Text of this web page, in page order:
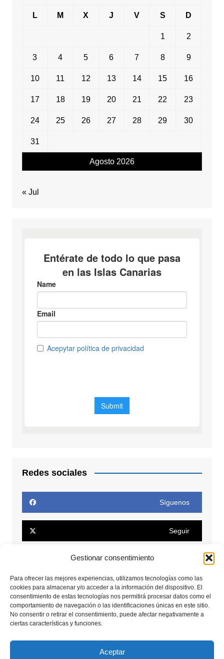
Gestionar consentimiento
Para ofrecer las mejores experiencias, utilizamos tecnologías como las
cookies para almacenar y/o acceder a la información del dispositivo. El
consentimiento de estas tecnologías nos permitirá procesar datos como el
comportamiento de navegación o las identificaciones únicas en este sitio.
No consentir o retirar el consentimiento, puede afectar negativamente a
ciertas características y funciones.
Aceptar
Agosto 2026
L M X J V S D
1 2
3 4 5 6 7 8 9
10 11 12 13 14 15 16
17 18 19 20 21 22 23
24 25 26 27 28 29 30
31
« Jul
Redes sociales
Síguenos
Seguir
Conectar
Seguir